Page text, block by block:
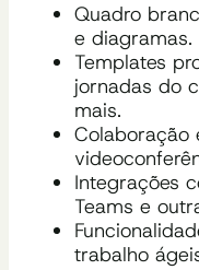
Quadro
e diagramas.
Templates
jornadas do
mais.
Colaboração
Integrações
Teams e
trabalho